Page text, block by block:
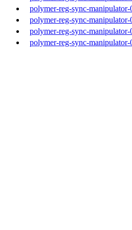
polymer-reg-sync-manipulator-
polymer-reg-sync-
polymer-reg-sync-manipulator-
polymer-reg-sync-